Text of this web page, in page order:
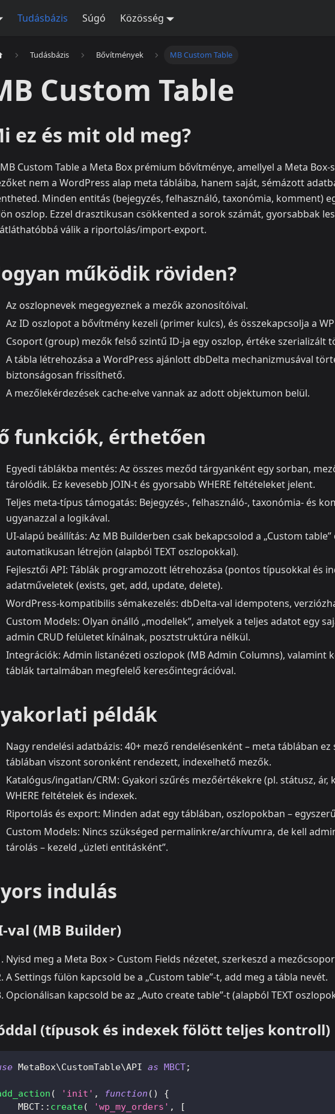
Tudásbázis Súgó Közösség
Tudásbázis Bővítmények MB Custom Table
Custom Table
ez és mit old meg?
Custom Table a Meta Box prémium bővítménye, amellyel a Meta
nem a WordPress alap meta tábláiba, hanem saját, sémázott
Minden entitás (bejegyzés, felhasználó, taxonómia, komment)
oszlop. Ezzel drasztikusan csökkented a sorok számát, gyorsabbak
válik a riportolás/import-export.
működik röviden?
Az oszlopnevek megegyeznek a mezők azonosítóival.
Az ID oszlopot a bővítmény kezeli (primer kulcs), és összekapcsolja a
Csoport (group) mezők felső szintű ID-ja egy oszlop, értéke szerializált
A tábla létrehozása a WordPress ajánlott dbDelta mechanizmusával
biztonságosan frissíthető.
A mezőlekérdezések cache-elve vannak az adott objektumon belül.
funkciók, érthetően
Egyedi táblákba mentés: Az összes meződ tárgyanként egy sorban,
tárolódik. Ez kevesebb JOIN-t és gyorsabb WHERE feltételeket jelent.
Teljes meta-típus támogatás: Bejegyzés-, felhasználó-, taxonómia- és
ugyanazzal a logikával.
UI-alapú beállítás: Az MB Builderben csak bekapcsolod a „Custom
automatikusan létrejön (alapból TEXT oszlopokkal).
Fejlesztői API: Táblák programozott létrehozása (pontos típusokkal és
adatműveletek (exists, get, add, update, delete).
WordPress-kompatibilis sémakezelés: dbDelta-val idempotens,
Custom Models: Olyan önálló „modellek”, amelyek a teljes adatot egy
admin CRUD felületet kínálnak, posztstruktúra nélkül.
Integrációk: Admin listanézeti oszlopok (MB Admin Columns), valamint
táblák tartalmában megfelelő keresőintegrációval.
példák
Nagy rendelési adatbázis: 40+ mező rendelésenként – meta táblában ez
táblában viszont soronként rendezett, indexelhető mezők.
Katalógus/ingatlan/CRM: Gyakori szűrés mezőértékekre (pl. státusz, ár,
WHERE feltételek és indexek.
Riportolás és export: Minden adat egy táblában, oszlopokban –
Custom Models: Nincs szükséged permalinkre/archívumra, de kell
tárolás – kezeld „üzleti entitásként”.
indulás
val (MB Builder)
Nyisd meg a Meta Box > Custom Fields nézetet, szerkeszd a
A Settings fülön kapcsold be a „Custom table”-t, add meg a tábla nevét.
Opcionálisan kapcsold be az „Auto create table”-t (alapból TEXT
(típusok és indexek fölött teljes kontroll)
MetaBox\CustomTable\API as MBCT;
( 'init' , function ( )
{
MBCT:: create( 'wp_my_orders' ,
[